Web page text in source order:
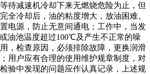
待减速机冷却下来无燃烧危险为止，但
全冷却后，油的粘度增大，放油困难。
电源，防止无意间通电；工作中，当发
油池温度超过100℃及产生不正常的噪
，检查原因，必须排除故障，更换润滑
用户应有合理的使用维护规章制度，对
验中发现的问题应作认真记录，上述规